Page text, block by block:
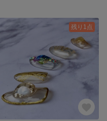
残り1点